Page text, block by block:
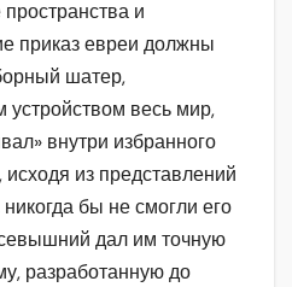
пространства и
приказ евреи должны
шатер,
весь мир,
внутри избранного
из представлений
бы не смогли его
дал им точную
разработанную до